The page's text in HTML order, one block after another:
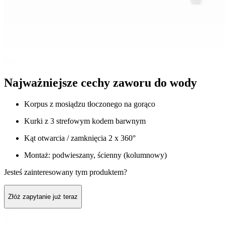
Najważniejsze cechy zaworu do wody
Korpus z mosiądzu tłoczonego na gorąco
Kurki z 3 strefowym kodem barwnym
Kąt otwarcia / zamknięcia 2 x 360°
Montaż: podwieszany, ścienny (kolumnowy)
Jesteś zainteresowany tym produktem?
Złóż zapytanie już teraz